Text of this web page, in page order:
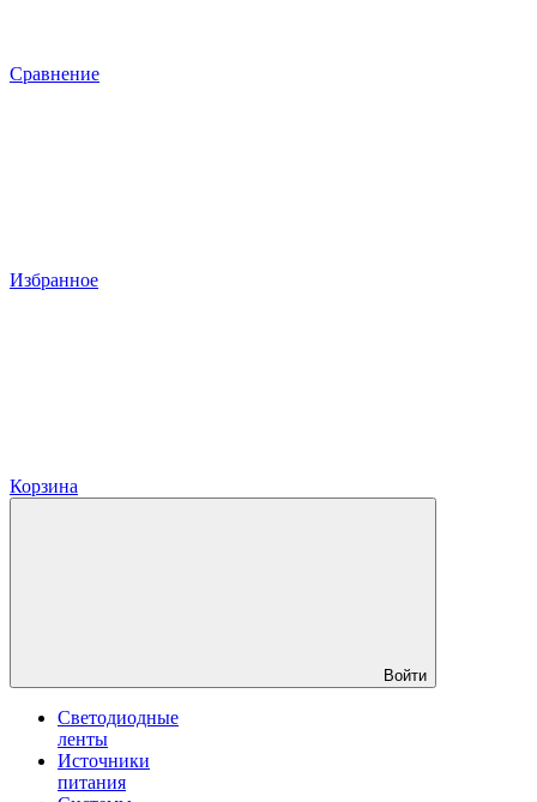
Сравнение
Избранное
Корзина
Войти
Светодиодные
ленты
Источники
питания